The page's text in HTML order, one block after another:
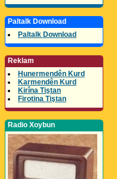
Paltalk Download
Paltalk Download
Reklam
Hunermendên Kurd
Karmendên Kurd
Kirîna Tiştan
Firotina Tiştan
Radio Xoybun